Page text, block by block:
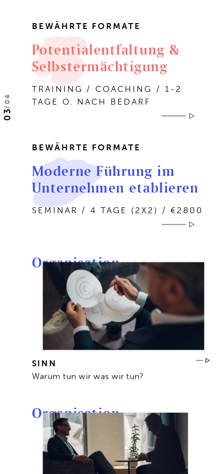
03
/
04
BEWÄHRTE FORMATE
Potentialentfaltung &
Selbstermächtigung
TRAINING / COACHING / 1-2
TAGE O. NACH BEDARF
BEWÄHRTE FORMATE
Moderne Führung im
Unternehmen etablieren
SEMINAR / 4 TAGE (2X2) / €2800
Organisation
SINN
Warum tun wir was wir tun?
Organisation